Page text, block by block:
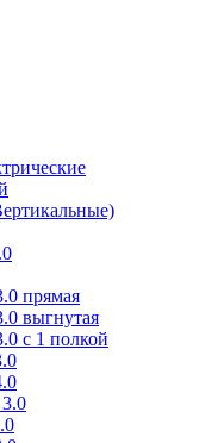
прямая
выгнутая
с 1 полкой